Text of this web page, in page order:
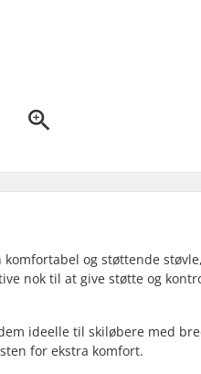
og støttende
nok til at give støtte og
ideelle til skiløbere med
for ekstra komfort.